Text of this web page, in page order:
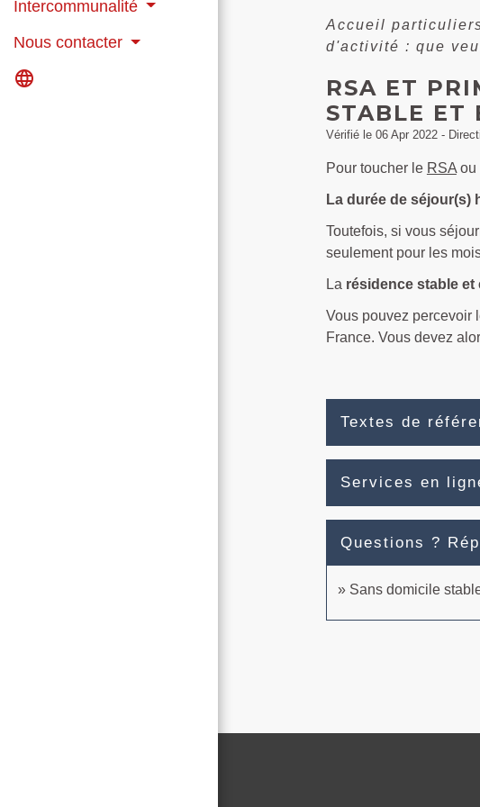
Intercommunalité
Nous contacter
language
Accueil
d'activité : que
RSA ET
STABLE ET
Vérifié le 06 Apr 2022 -
Pour toucher le RSAou
La durée de séjour(s)
Toutefois, si vous
seulement pour les
La résidence stable et
Vous pouvez percevoir
France. Vous devez
Textes de
Services en
Questions ?
Sans domicile